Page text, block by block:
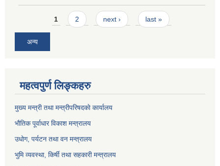
Pages1 2 next › last »
अन्य
महत्वपुर्ण लिङ्कहरु
मुख्य मन्त्री तथा मन्त्रीपरिषदकाे कार्यालय
भाैतिक पूर्वाधार विकाश मन्त्रालय
उधाेग, पर्यटन तथा वन मन्त्रालय
भुमि व्यवस्था, किर्षी तथा सहकारी मन्त्रालय